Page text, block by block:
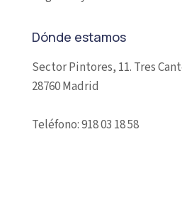
Dónde estamos
Sector Pintores, 11. Tres
28760 Madrid
Teléfono: 918 03 18 58